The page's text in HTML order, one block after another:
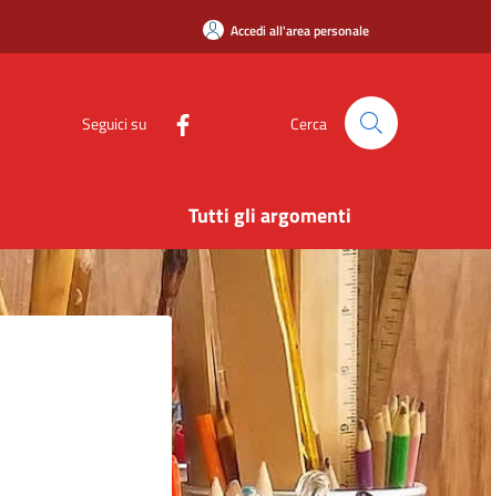
Accedi all'area personale
Seguici su Cerca
Tutti gli argomenti